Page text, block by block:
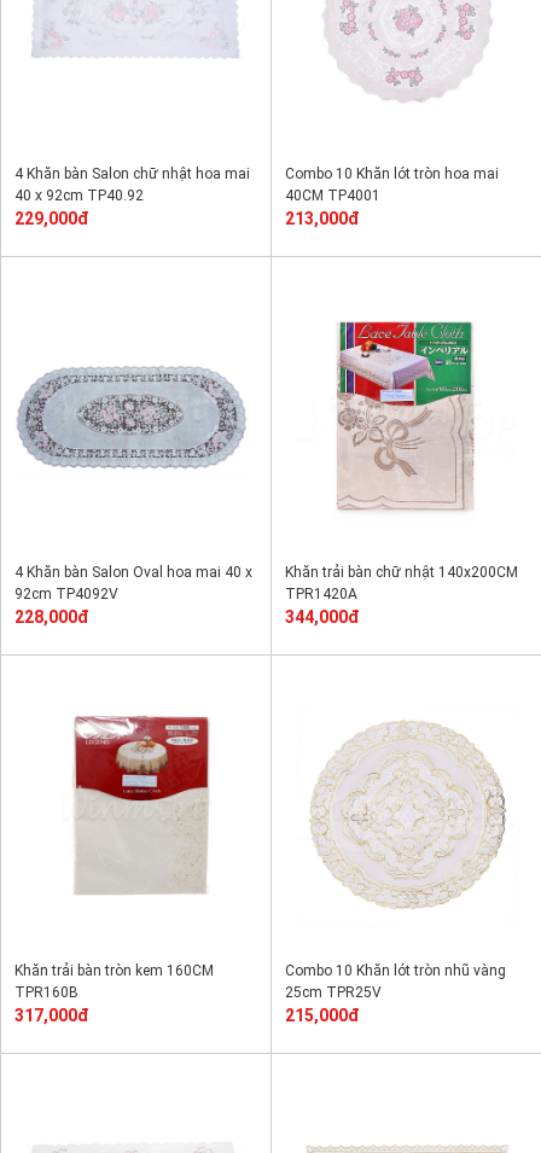
4 Khăn bàn Salon chữ nhật hoa mai
40 x 92cm TP40.92
229,000đ
Combo 10 Khăn lót tròn hoa mai
40CM TP4001
213,000đ
4 Khăn bàn Salon Oval hoa mai 40 x
92cm TP4092V
228,000đ
Khăn trải bàn chữ nhật 140x200CM
TPR1420A
344,000đ
Khăn trải bàn tròn kem 160CM
TPR160B
317,000đ
Combo 10 Khăn lót tròn nhũ vàng
25cm TPR25V
215,000đ